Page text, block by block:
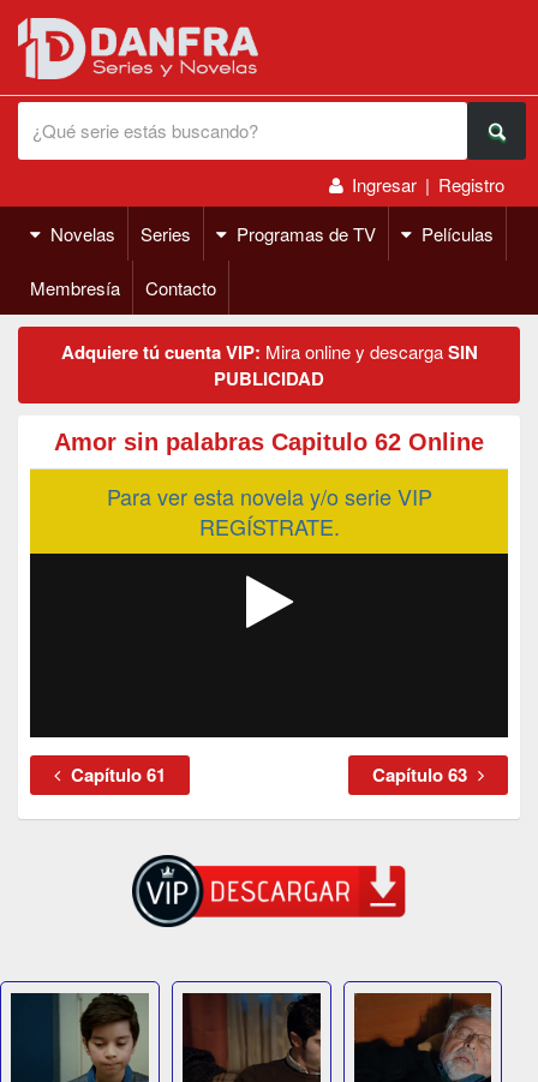
Ingresar | Registro
Novelas
Series Programas de TV Películas
Membresía Contacto
Adquiere tú cuenta VIP: Mira online y descargaSIN
PUBLICIDAD
Amor sin palabras Capitulo 62 Online
Para ver esta novela y/o serie VIP
REGÍSTRATE.
Capítulo 61 Capítulo 63